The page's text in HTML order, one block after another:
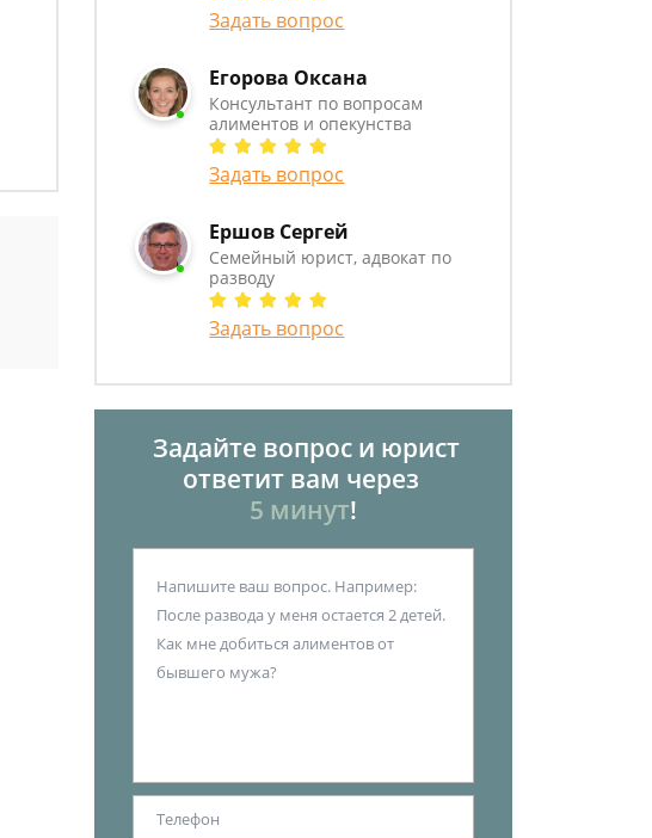
Задать вопрос
Егорова Оксана
Консультант по вопросам
алиментов и опекунства
Задать вопрос
Ершов Сергей
Семейный юрист, адвокат по
разводу
Задать вопрос
Задайте вопрос и юрист
ответит вам через
5 минут!